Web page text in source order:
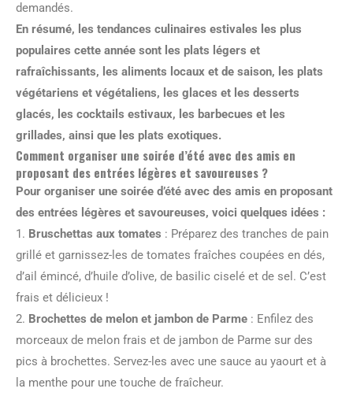
demandés.
En résumé, les tendances culinaires estivales les plus
populaires cette année sont les plats légers et
rafraîchissants, les aliments locaux et de saison, les plats
végétariens et végétaliens, les glaces et les desserts
glacés, les cocktails estivaux, les barbecues et les
grillades, ainsi que les plats exotiques.
Comment organiser une soirée d’été avec des amis en
proposant des entrées légères et savoureuses ?
Pour organiser une soirée d’été avec des amis en proposant
des entrées légères et savoureuses, voici quelques idées :
1. Bruschettas aux tomates : Préparez des tranches de pain
grillé et garnissez-les de tomates fraîches coupées en dés,
d’ail émincé, d’huile d’olive, de basilic ciselé et de sel. C’est
frais et délicieux !
2. Brochettes de melon et jambon de Parme : Enfilez des
morceaux de melon frais et de jambon de Parme sur des
pics à brochettes. Servez-les avec une sauce au yaourt et à
la menthe pour une touche de fraîcheur.